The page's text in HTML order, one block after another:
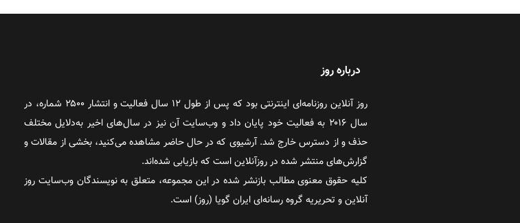
درباره روز
روز آنلاین روزنامه‌ای اینترنتی بود که پس از طول ۱۲ سال فعالیت و انتشار ۲۵۰۰ شماره، در
سال ۲۰۱۶ به فعالیت خود پایان داد و وب‌سایت آن نیز در سال‌های اخیر به‌دلایل مختلف
حذف و از دسترس خارج شد. آرشیوی که در حال حاضر مشاهده می‌کنید، بخشی از مقالات و
گزارش‌های منتشر شده در روزآنلاین است که بازیابی شده‌اند.
کلیه حقوق معنوی مطالب بازنشر شده در این مجموعه، متعلق به نویسندگان وب‌سایت روز
آنلاین و تحریریه گروه رسانه‌ای ایران گویا (روز) است.